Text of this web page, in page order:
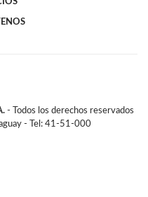
- Todos los derechos reservados
- Tel: 41-51-000